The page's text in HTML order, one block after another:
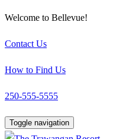
Welcome to Bellevue!
Contact Us
How to Find Us
250-555-5555
Toggle navigation